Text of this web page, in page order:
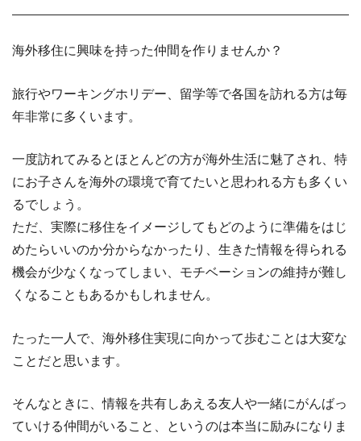
海外移住に興味を持った仲間を作りませんか？
旅行やワーキングホリデー、留学等で各国を訪れる方は毎
年非常に多くいます。
一度訪れてみるとほとんどの方が海外生活に魅了され、特
にお子さんを海外の環境で育てたいと思われる方も多くい
るでしょう。
ただ、実際に移住をイメージしてもどのように準備をはじ
めたらいいのか分からなかったり、生きた情報を得られる
機会が少なくなってしまい、モチベーションの維持が難し
くなることもあるかもしれません。
たった一人で、海外移住実現に向かって歩むことは大変な
ことだと思います。
そんなときに、情報を共有しあえる友人や一緒にがんばっ
ていける仲間がいること、というのは本当に励みになりま